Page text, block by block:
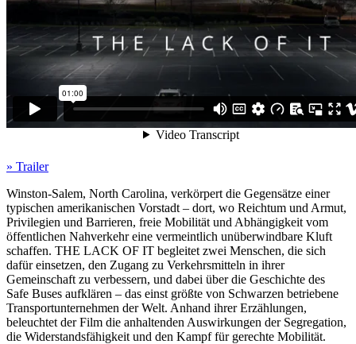
» Trailer
Winston-Salem, North Carolina, verkörpert die Gegensätze einer
typischen amerikanischen Vorstadt – dort, wo Reichtum und Armut,
Privilegien und Barrieren, freie Mobilität und Abhängigkeit vom
öffentlichen Nahverkehr eine vermeintlich unüberwindbare Kluft
schaffen. THE LACK OF IT begleitet zwei Menschen, die sich
dafür einsetzen, den Zugang zu Verkehrsmitteln in ihrer
Gemeinschaft zu verbessern, und dabei über die Geschichte des
Safe Buses aufklären – das einst größte von Schwarzen betriebene
Transportunternehmen der Welt. Anhand ihrer Erzählungen,
beleuchtet der Film die anhaltenden Auswirkungen der Segregation,
die Widerstandsfähigkeit und den Kampf für gerechte Mobilität.